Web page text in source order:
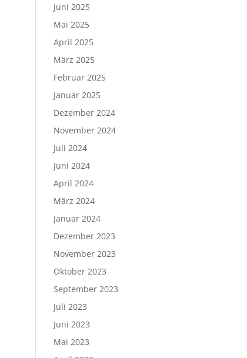
Juni 2025
Mai 2025
April 2025
März 2025
Februar 2025
Januar 2025
Dezember 2024
November 2024
Juli 2024
Juni 2024
April 2024
März 2024
Januar 2024
Dezember 2023
November 2023
Oktober 2023
September 2023
Juli 2023
Juni 2023
Mai 2023